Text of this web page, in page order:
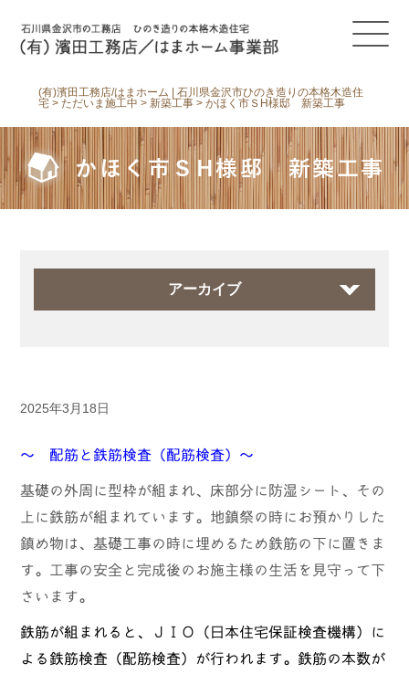
(有)濱田工務店/はまホーム | 石川県金沢市ひのき造りの本格木造住
宅 >ただいま施工中 > 新築工事 >かほく市ＳH様邸 新築工事
かほく市ＳH様邸 新築工事
アーカイブ
2025年3月18日
～ 配筋と鉄筋検査（配筋検査）～
基礎の外周に型枠が組まれ、床部分に防湿シート、その
上に鉄筋が組まれています。地鎮祭の時にお預かりした
鎮め物は、基礎工事の時に埋めるため鉄筋の下に置きま
す。工事の安全と完成後のお施主様の生活を見守って下
さいます。
鉄筋が組まれると、ＪＩＯ（日本住宅保証検査機構）に
よる鉄筋検査（配筋検査）が行われます。鉄筋の本数が